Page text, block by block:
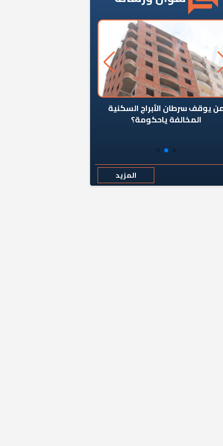
يوقف سرطان الأبراج السكنية
المخالفة ياحكومة؟
المزيد